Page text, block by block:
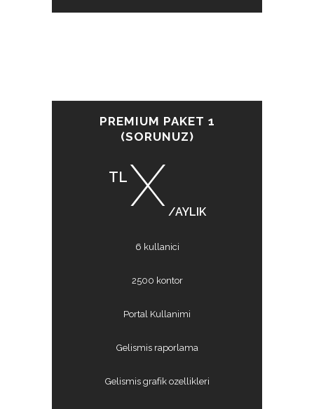
PREMIUM PAKET 1
(SORUNUZ)
TL X /AYLIK
6 kullanici
2500 kontor
Portal Kullanimi
Gelismis raporlama
Gelismis grafik ozellikleri